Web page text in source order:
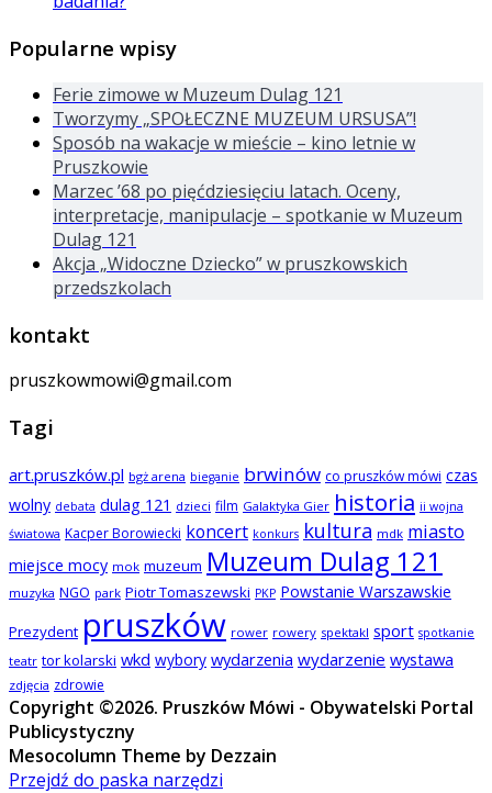
Popularne wpisy
Ferie zimowe w Muzeum Dulag 121
Tworzymy „SPOŁECZNE MUZEUM URSUSA”!
Sposób na wakacje w mieście – kino letnie w
Pruszkowie
Marzec ’68 po pięćdziesięciu latach. Oceny,
interpretacje, manipulacje – spotkanie w Muzeum
Dulag 121
Akcja „Widoczne Dziecko” w pruszkowskich
przedszkolach
kontakt
pruszkowmowi@gmail.com
Tagi
art.pruszków.pl bgż arena bieganie brwinów co pruszków mówi czas
wolny debata dulag 121 dzieci film Galaktyka Gier historia ii wojna
światowa Kacper Borowiecki koncert konkurs kultura mdk miasto
miejsce mocy mok muzeum Muzeum Dulag 121
muzyka NGO park Piotr Tomaszewski PKP Powstanie Warszawskie
Prezydent pruszków rower rowery spektakl sport spotkanie
teatr tor kolarski wkd wybory wydarzenia wydarzenie wystawa
zdjęcia zdrowie
Copyright ©2026. Pruszków Mówi - Obywatelski Portal
Publicystyczny
Mesocolumn Theme by Dezzain
Przejdź do paska narzędzi